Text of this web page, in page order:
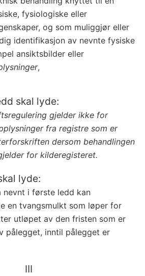
fysiologiske eller
og som muliggjør eller
identifikasjon av nevnte fysiske
ansiktsbilder eller
,
skal lyde:
gjelder ikke for
fra registre som er
dersom behandlingen
for kilderegisteret.
lyde:
nevnt i første ledd kan
en tvangsmulkt som løper for
utløpet av den fristen som er
pålegget, inntil pålegget er
III